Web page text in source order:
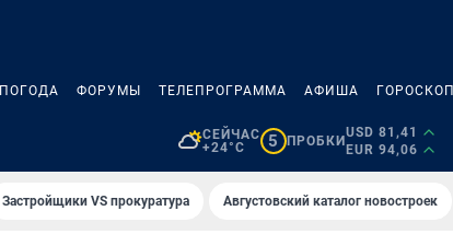
ПОГОДА ФОРУМЫ ТЕЛЕПРОГРАММА АФИША ГОРОСКОП
СЕЙЧАС
+24°C
5 ПРОБКИ
USD 81,41
EUR 94,06
Застройщики VS прокуратура Августовский каталог новостроек